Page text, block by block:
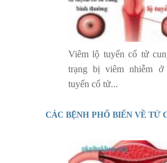
Viêm lộ tuyến cổ tử
trạng bị viêm nhiễm ở
tuyến cổ tử...
CÁC BỆNH PHỔ BIẾN VỀ TỬ